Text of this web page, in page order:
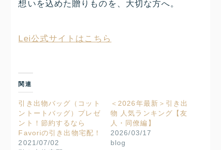
想いを込めた贈りものを、大切な方へ。
Lei公式サイトはこちら
関連
引き出物バッグ（コット
ントートバッグ）プレゼ
ント！節約するなら
Favoriの引き出物宅配！
2021/07/02
＜2026年最新＞引き出
物 人気ランキング【友
人・同僚編】
2026/03/17
blog